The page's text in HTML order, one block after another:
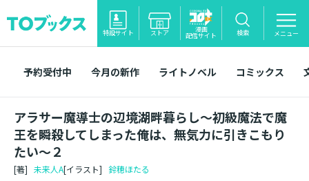
特設サイト ストア 漫画
配信サイト 検索 メニュー
予約受付中 今月の新作 ライトノベル コミックス
アラサー魔導士の辺境湖畔暮らし～初級魔法で魔
王を瞬殺してしまった俺は、無気力に引きこもり
たい～２
[著] 未来人A[イラスト] 鈴穂ほたる